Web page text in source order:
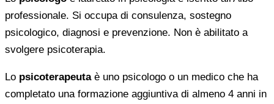
professionale. Si occupa di consulenza, sostegno
psicologico, diagnosi e prevenzione. Non è abilitato a
svolgere psicoterapia.
Lo psicoterapeutaè uno psicologo o un medico che ha
completato una formazione aggiuntiva di almeno 4 anni in